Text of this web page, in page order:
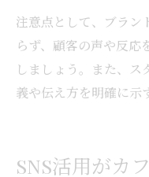
注意点として、ブラン
らず、顧客の声や反
しましょう。また、ス
義や伝え方を明確に示
SNS活用がカ